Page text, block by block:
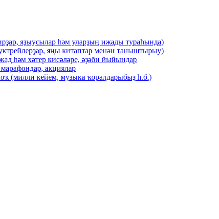
яҙыусылар һәм уларҙың ижады тураһында)
яңы китаптар менән таныштырыу)
һәм хәтер кисәләре, әҙәби йыйындар
акциялар
(милли кейем, музыка ҡоралдарыбыҙ һ.б.)